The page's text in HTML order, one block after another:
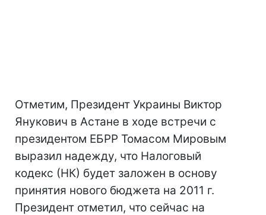
Отметим, Президент Украины Виктор
Янукович в Астане в ходе встречи с
президентом ЕБРР Томасом Мировым
выразил надежду, что Налоговый
кодекс (НК) будет заложен в основу
принятия нового бюджета на 2011 г.
Президент отметил, что сейчас на